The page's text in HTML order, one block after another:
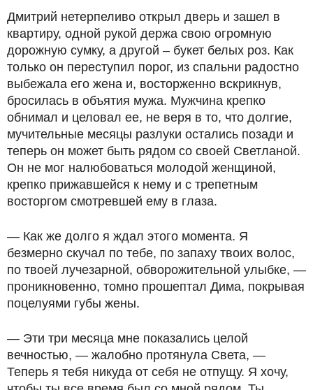
Дмитрий нетерпеливо открыл дверь и зашел в
квартиру, одной рукой держа свою огромную
дорожную сумку, а другой – букет белых роз. Как
только он переступил порог, из спальни радостно
выбежала его жена и, восторженно вскрикнув,
бросилась в объятия мужа. Мужчина крепко
обнимал и целовал ее, не веря в то, что долгие,
мучительные месяцы разлуки остались позади и
теперь он может быть рядом со своей Светланой.
Он не мог налюбоваться молодой женщиной,
крепко прижавшейся к нему и с трепетным
восторгом смотревшей ему в глаза.
— Как же долго я ждал этого момента. Я
безмерно скучал по тебе, по запаху твоих волос,
по твоей лучезарной, обворожительной улыбке, —
проникновенно, томно прошептал Дима, покрывая
поцелуями губы жены.
— Эти три месяца мне показались целой
вечностью, — жалобно протянула Света, —
Теперь я тебя никуда от себя не отпущу. Я хочу,